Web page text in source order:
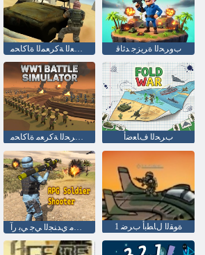
ﺏﻭﺮﺤﻟﺍ ﺓﺮﻳﺰﺟ ﺪﺋﺎﻗ
ﻰﻟﻭﻷ ﺍ ﺔﻴﻤﻟﺎﻌﻟﺍ ﺏﺮﺤﻟﺍ ﺔﻛﺮﻌﻣ ﺓﺎﻛﺎﺤﻣ ﺏﺮﺤﻟﺍ ﻑﺎﻌﺿﺃ
ﺭﺎﻨﻟﺍ ﻖﻠﻄﻣ ﻱﺪﻨﺠﻟﺍ ﻲﺟ ﻲﺑ ﺭﺁ 1 ﺓﻮﻘﻟﺍ ﻝﺎﻄﺑﺃ ﺏﺮﺿ